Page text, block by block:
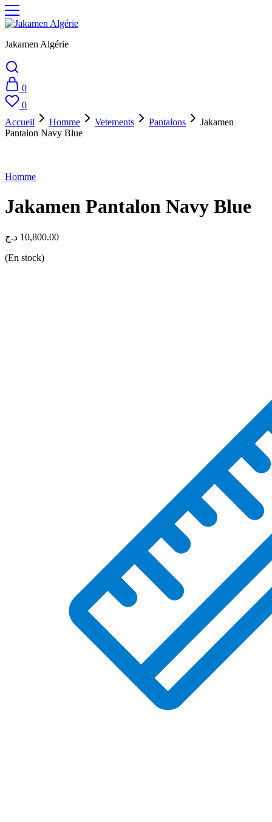
Jakamen Algérie
0
0
Accueil
Homme Vetements Pantalons
Jakamen
Pantalon Navy Blue
Homme
Jakamen Pantalon Navy Blue
10,800.00 د.ج
(En stock)